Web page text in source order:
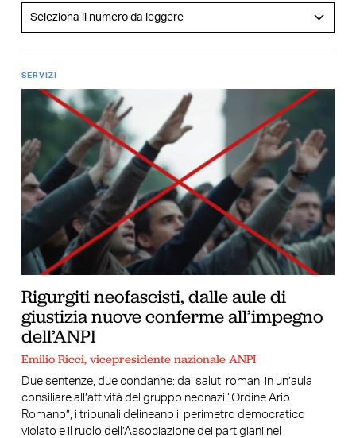
SERVIZI
Rigurgiti neofascisti, dalle aule di
giustizia nuove conferme all’impegno
dell’ANPI
Emilio Ricci, vicepresidente nazionale ANPI
Due sentenze, due condanne: dai saluti romani in un’aula
consiliare all’attività del gruppo neonazi “Ordine Ario
Romano”, i tribunali delineano il perimetro democratico
violato e il ruolo dell’Associazione dei partigiani nel